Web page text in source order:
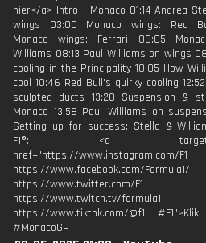
hier</a> Intro – Monaco 01:14 Andrea
wings 03:00 Monaco wings: Red
Monaco wings: Ferrari 06:05
Williams 08:13 Paul Williams on wings
cooling in the Principality 10:05 How
cool 10:46 Red Bull's quirky cooling
sculpted ducts 13:20 Suspension &
Monaco 13:58 Paul Williams on
Setting up for success: Stella &
F1®: <a
href="https://www.instagram.com/F1
https://www.facebook.com/Formula1/
https://www.twitter.com/F1
https://www.twitch.tv/formula1
https://www.tiktok.com/@f1
#MonacoGP